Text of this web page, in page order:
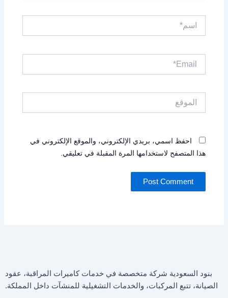
الموقع
احفظ اسمي، بريدي الإلكتروني، والموقع الإلكتروني في
هذا المتصفح لاستخدامها المرة المقبلة في تعليقي.
بنود السعودية شركة متخصصة في خدمات كاميرات المراقبة، عقود
الصيانة، تتبع المركبات، والخدمات التشغيلية للمنشآت داخل المملكة.